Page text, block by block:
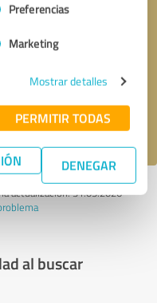
Preferencias
Marketing
Mostrar detalles
PERMITIR TODAS
DENEGAR
* campos obligatorios
actualización: 31.05.2026
al buscar